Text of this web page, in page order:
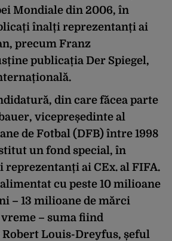
Mondiale din 2006, în
înalți reprezentanți ai
precum Franz
publicația Der Spiegel,
din care făcea parte
vicepreședinte al
de Fotbal (DFB) între 1998
un fond special, în
reprezentanți ai CEx. al FIFA.
cu peste 10 milioane
– 13 milioane de mărci
– suma fiind
Louis-Dreyfus, șeful